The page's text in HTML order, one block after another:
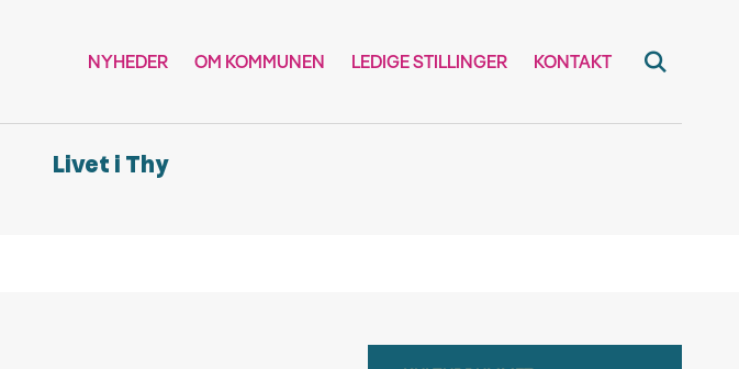
NYHEDER OM KOMMUNEN LEDIGE STILLINGER KONTAKT
Livet i Thy